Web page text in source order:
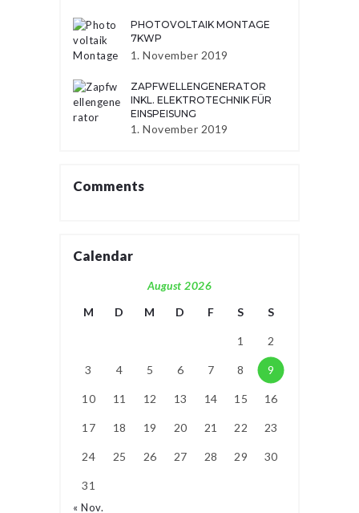
PHOTOVOLTAIK MONTAGE
7KWP
1. November 2019
ZAPFWELLENGENERATOR
INKL. ELEKTROTECHNIK FÜR
EINSPEISUNG
1. November 2019
Comments
Calendar
August 2026
M
D M D F S S
1 2
3 4 5 6 7 8 9
10 11 12 13 14 15 16
17 18 19 20 21 22 23
24 25 26 27 28 29 30
31
« Nov.